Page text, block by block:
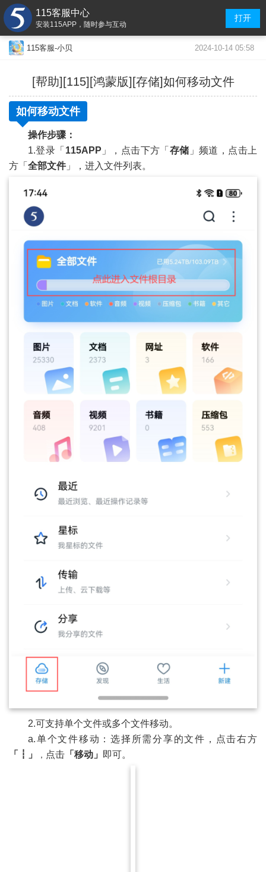
115客服中心
安装115APP，随时参与互动
打开
115客服-小贝 2024-10-14 05:58
[帮助][115][鸿蒙版][存储]如何移动文件
如何移动文件
操作步骤：
1.登录「 115APP 」，点击下方「 存储 」频道，点击上
方「 全部文件」，进入文件列表。
2.可支持单个文件或多个文件移动。
a.单个文件移动：选择所需分享的文件，点击右方
「
┇ 」 ， 点击 「 移动 」 即可。